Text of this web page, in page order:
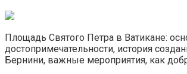
Площадь Святого Петра в Ватикане:
достопримечательности, история
Бернини, важные мероприятия, как